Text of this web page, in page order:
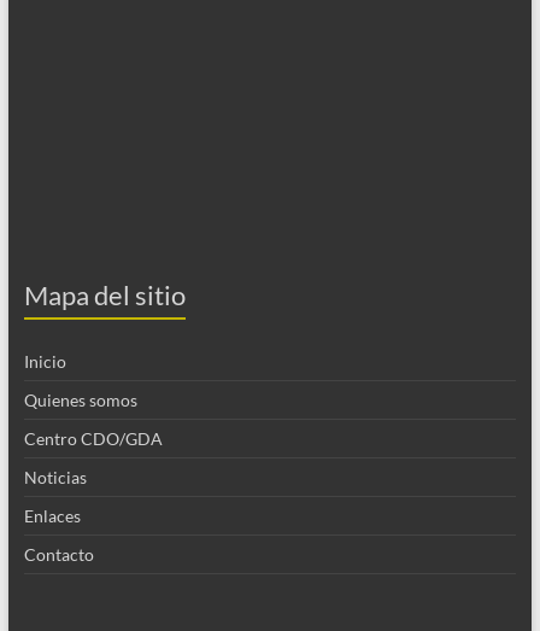
Mapa del sitio
Inicio
Quienes somos
Centro CDO/GDA
Noticias
Enlaces
Contacto